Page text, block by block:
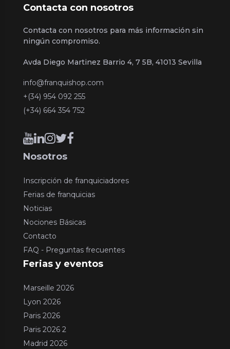
Contacta con nosotros
Contacta con nosotros para más información sin
ningún compromiso.
Avda Diego Martinez Barrio 4, 7 5B, 41013 Sevilla
info@franquishop.com
+(34) 954 092 255
(+34) 664 354 752
Nosotros
Inscripción de franquiciadores
Ferias de franquicias
Noticias
Nociones Básicas
Contacto
FAQ - Preguntas frecuentes
Ferias y eventos
Marseille 2026
Lyon 2026
Paris 2026
Paris 2026 2
Madrid 2026